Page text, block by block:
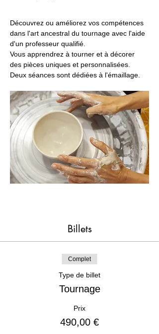
Découvrez ou améliorez vos compétences
dans l'art ancestral du tournage avec l'aide
d'un professeur qualifié.
Vous apprendrez à tourner et à décorer
des pièces uniques et personnalisées.
Deux séances sont dédiées à l'émaillage.
Billets
Complet
Type de billet
Tournage
Prix
490,00 €